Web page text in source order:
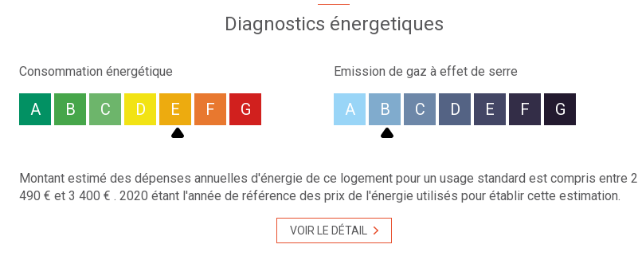
Visites possibles du lundi au samedi. Retrouvez l'ensemble de nos annonces sur notre site.
Bien proposé par Bruno Lanfranchi - Statut d'agent immobillier -
Les informations sur les risques auxquels ce bien est exposé sont disponibles sur le site
Diagnostics énergetiques
Consommation énergétique
A B C D E F G
Emission de gaz à effet de serre
A B C D E F G
Montant estimé des dépenses annuelles d'énergie de ce logement pour un usage standard est compris entre 2
490 € et 3 400 € . 2020 étant l'année de référence des prix de l'énergie utilisés pour établir cette estimation.
VOIR LE DÉTAIL